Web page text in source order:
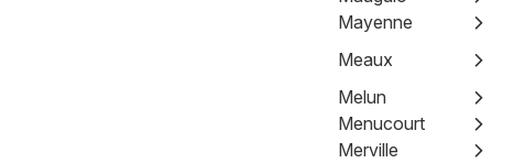
Mayenne
Meaux
Melun
Menucourt
Merville